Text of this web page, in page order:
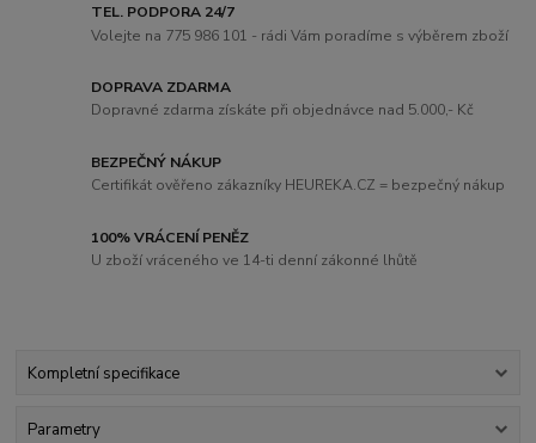
TEL. PODPORA 24/7
Volejte na 775 986 101 - rádi Vám poradíme s výběrem zboží
DOPRAVA ZDARMA
Dopravné zdarma získáte při objednávce nad 5.000,- Kč
BEZPEČNÝ NÁKUP
Certifikát ověřeno zákazníky HEUREKA.CZ = bezpečný nákup
100% VRÁCENÍ PENĚZ
U zboží vráceného ve 14-ti denní zákonné lhůtě
Kompletní specifikace
Parametry